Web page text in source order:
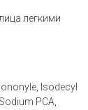
легкими
Isodecyl
PCA,